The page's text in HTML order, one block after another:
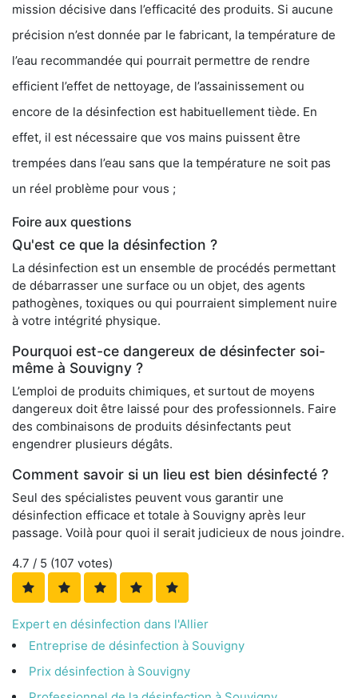
mission décisive dans l’efficacité des produits. Si aucune
précision n’est donnée par le fabricant, la température de
l’eau recommandée qui pourrait permettre de rendre
efficient l’effet de nettoyage, de l’assainissement ou
encore de la désinfection est habituellement tiède. En
effet, il est nécessaire que vos mains puissent être
trempées dans l’eau sans que la température ne soit pas
un réel problème pour vous ;
Foire aux questions
Qu'est ce que la désinfection ?
La désinfection est un ensemble de procédés permettant
de débarrasser une surface ou un objet, des agents
pathogènes, toxiques ou qui pourraient simplement nuire
à votre intégrité physique.
Pourquoi est-ce dangereux de désinfecter soi-
même à Souvigny ?
L’emploi de produits chimiques, et surtout de moyens
dangereux doit être laissé pour des professionnels. Faire
des combinaisons de produits désinfectants peut
engendrer plusieurs dégâts.
Comment savoir si un lieu est bien désinfecté ?
Seul des spécialistes peuvent vous garantir une
désinfection efficace et totale à Souvigny après leur
passage. Voilà pour quoi il serait judicieux de nous joindre.
4.7 / 5 (107 votes)
Expert en désinfection dans l'Allier
Entreprise de désinfection à Souvigny
Prix désinfection à Souvigny